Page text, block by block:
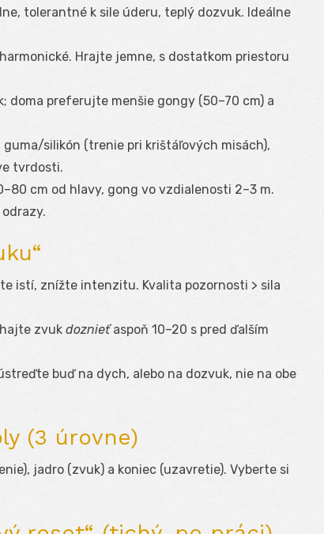
tolerantné k sile úderu, teplý dozvuk. Ideálne
Hrajte jemne, s dostatkom priestoru
doma preferujte menšie gongy (50–70 cm) a
guma/silikón (trenie pri krištáľových misách),
tvrdosti.
cm od hlavy, gong vo vzdialenosti 2–3 m.
istí, znížte intenzitu. Kvalita pozornosti > sila
zvuk doznieťaspoň 10–20 s pred ďalším
buď na dych, alebo na dozvuk, nie na obe
(3 úrovne)
jadro (zvuk) a koniec (uzavretie). Vyberte si